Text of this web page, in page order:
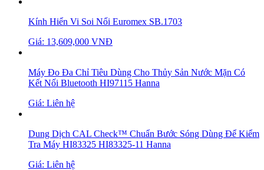
Kính Hiển Vi Soi Nổi Euromex SB.1703
Giá: 13,609,000 VNĐ
Máy Đo Đa Chỉ Tiêu Dùng Cho Thủy Sản Nước Mặn Có
Kết Nối Bluetooth HI97115 Hanna
Giá: Liên hệ
Dung Dịch CAL Check™ Chuẩn Bước Sóng Dùng Để Kiểm
Tra Máy HI83325 HI83325-11 Hanna
Giá: Liên hệ